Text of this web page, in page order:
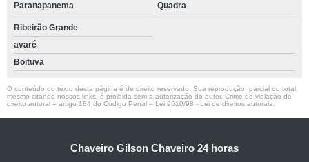
Paranapanema Quadra
Ribeirão Grande
avaré
Boituva
O conteúdo do texto desta página é de direito reservado. Sua reprodução, parcial ou total,
mesmo citando nossos links, é proibida sem a autorização do autor. Crime de violação de
direito autoral – artigo 184 do Código Penal – Lei 9610/98 - Lei de direitos autorais
Chaveiro Gilson Chaveiro 24 horas